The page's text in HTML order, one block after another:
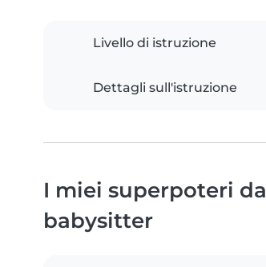
Livello di istruzione
Dettagli sull'istruzione
I miei superpoteri da
babysitter